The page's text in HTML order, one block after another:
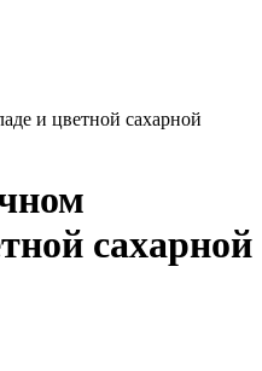
и цветной сахарной
сахарной